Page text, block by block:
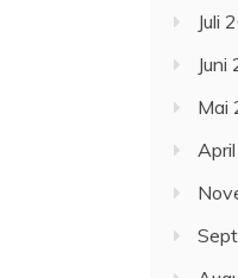
Juli
Juni
Mai